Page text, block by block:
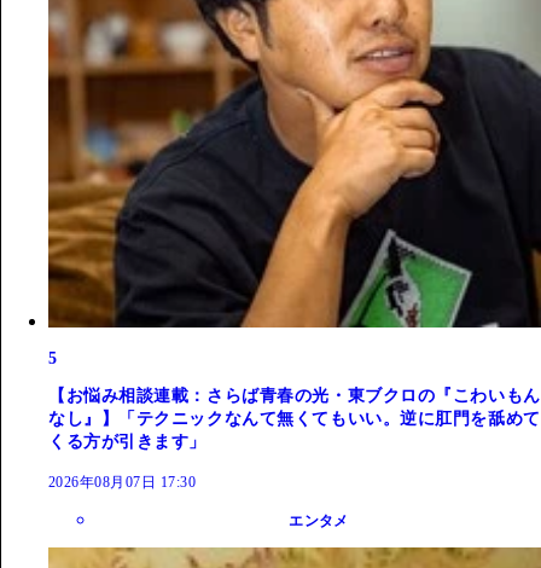
5
【お悩み相談連載：さらば青春の光・東ブクロの『こわいもん
なし』】「テクニックなんて無くてもいい。逆に肛門を舐めて
くる方が引きます」
2026年08月07日 17:30
エンタメ